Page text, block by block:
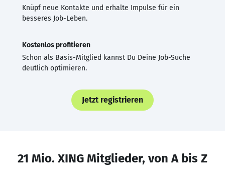
Knüpf neue Kontakte und erhalte Impulse für ein
besseres Job-Leben.
Kostenlos profitieren
Schon als Basis-Mitglied kannst Du Deine Job-Suche
deutlich optimieren.
Jetzt registrieren
21 Mio. XING Mitglieder, von A bis Z